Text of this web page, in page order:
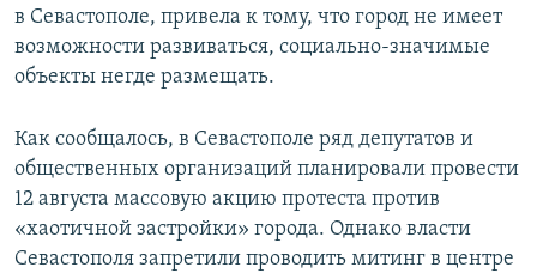
в Севастополе, привела к тому, что город не имеет
возможности развиваться, социально-значимые
объекты негде размещать.
Как сообщалось, в Севастополе ряд депутатов и
общественных организаций планировали провести
12 августа массовую акцию протеста против
«хаотичной застройки» города. Однако власти
Севастополя запретили проводить митинг в центре